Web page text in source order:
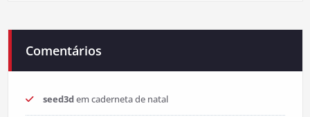
Comentários
seed3demcaderneta de natal